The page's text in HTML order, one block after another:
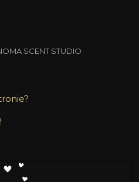
SCENT STUDIO